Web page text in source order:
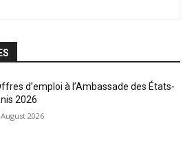
d’emploi à l’Ambassade des États-
2026
2026